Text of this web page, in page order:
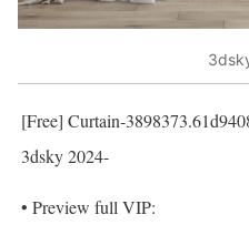
[Free] Curtain-
3dsky 2024-
• Preview full VIP: